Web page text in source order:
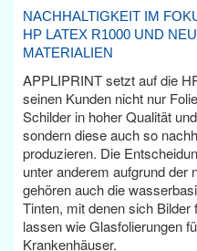
NACHHALTIGKEIT IM
HP LATEX R1000 UND
MATERIALIEN
APPLIPRINT setzt auf die
seinen Kunden nicht nur
Schilder in hoher Qualität
sondern diese auch so
produzieren. Die
unter anderem aufgrund der
gehören auch die
Tinten, mit denen sich
lassen wie Glasfolierungen
Krankenhäuser.